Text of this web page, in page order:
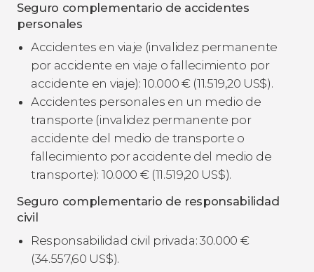
Seguro complementario de accidentes
personales
Accidentes en viaje (invalidez permanente
por accidente en viaje o fallecimiento por
accidente en viaje): 10.000€ (11.519,20 US$).
Accidentes personales en un medio de
transporte (invalidez permanente por
accidente del medio de transporte o
fallecimiento por accidente del medio de
transporte): 10.000 € (11.519,20 US$).
Seguro complementario de responsabilidad
civil
Responsabilidad civil privada: 30.000 €
(34.557,60 US$).